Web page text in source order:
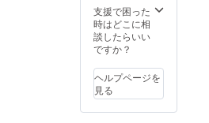
状」
「海軍
カ
レー」
報告
書」
「第3回
まちな
「海軍
カ
レー」
「結果
書」
「第3回
まちな
か
支援で困った
時はどこに相
談したらいい
ですか？
ヘルプページを
見る